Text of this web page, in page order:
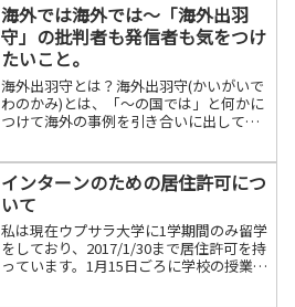
海外では海外では〜「海外出羽
守」の批判者も発信者も気をつけ
たいこと。
海外出羽守とは？海外出羽守(かいがいで
わのかみ)とは、「〜の国では」と何かに
つけて海外の事例を引き合いに出して語
としても多くの海外事例を紹介してきま
した。しかし時に、紹...
インターンのための居住許可につ
いて
私は現在ウプサラ大学に1学期間のみ留学
をしており、2017/1/30まで居住許可を持
っています。1月15日ごろに学校の授業が